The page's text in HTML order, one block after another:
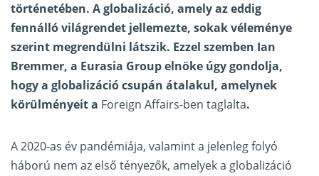
történetében. A globalizáció, amely az eddig
fennálló világrendet jellemezte, sokak véleménye
szerint megrendülni látszik. Ezzel szemben Ian
Bremmer, a Eurasia Group elnöke úgy gondolja,
hogy a globalizáció csupán átalakul, amelynek
körülményeit a Foreign Affairs-ben taglalta.
A 2020-as év pandémiája, valamint a jelenleg folyó
háború nem az első tényezők, amelyek a globalizáció